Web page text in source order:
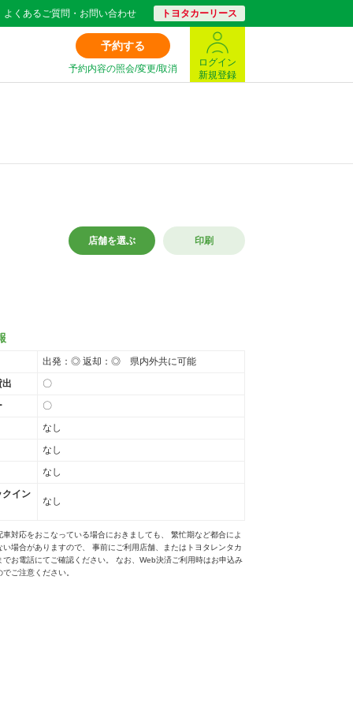
よくあるご質問・お問い合わせ トヨタカーリース
予約する
予約内容の照会/変更/取消
ログイン
新規登録
店舗を選ぶ 印刷
出発：◎ 返却：◎ 県内外共に可能
出
〇
〇
なし
なし
なし
クイン
なし
対応をおこなっている場合におきましても、 繁忙期など都合によ
い場合がありますので、 事前にご利用店舗、またはトヨタレンタカ
でお電話にてご確認ください。 なお、Web決済ご利用時はお申込み
ご注意ください。